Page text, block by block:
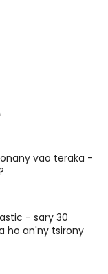
vao teraka -
- sary 30
ho an'ny tsirony